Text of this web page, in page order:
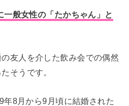
般女性の「たかちゃん」と
友人を介した飲み会での偶然
そうです。
年8月から9月頃に結婚された